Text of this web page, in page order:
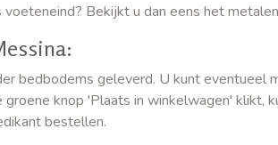
Bekijkt u dan eens het
bedbodems geleverd. U kunt eventueel
knop 'Plaats in winkelwagen' klikt,
bestellen.